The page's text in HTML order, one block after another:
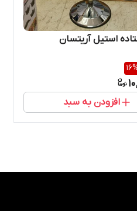
استیل آریتسان
16
افزودن به سبد